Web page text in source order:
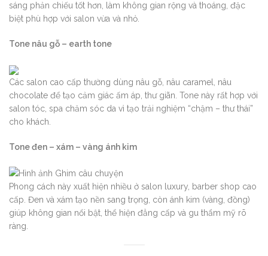
sáng phản chiếu tốt hơn, làm không gian rộng và thoáng, đặc
biệt phù hợp với salon vừa và nhỏ.
Tone nâu gỗ – earth tone
Các salon cao cấp thường dùng nâu gỗ, nâu caramel, nâu
chocolate để tạo cảm giác ấm áp, thư giãn. Tone này rất hợp với
salon tóc, spa chăm sóc da vì tạo trải nghiệm “chậm – thư thái”
cho khách.
Tone đen – xám – vàng ánh kim
Phong cách này xuất hiện nhiều ở salon luxury, barber shop cao
cấp. Đen và xám tạo nền sang trọng, còn ánh kim (vàng, đồng)
giúp không gian nổi bật, thể hiện đẳng cấp và gu thẩm mỹ rõ
ràng.